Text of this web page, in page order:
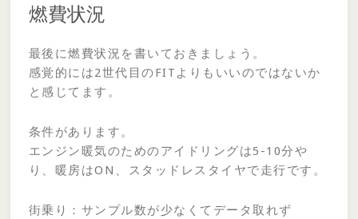
燃費状況
最後に燃費状況を書いておきましょう。
感覚的には2世代目のFITよりもいいのではないか
と感じてます。
条件があります。
エンジン暖気のためのアイドリングは5-10分や
り、暖房はON、スタッドレスタイヤで走行です。
街乗り：サンプル数が少なくてデータ取れず